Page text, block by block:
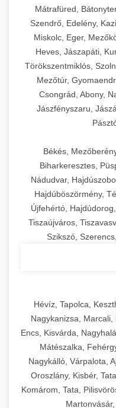
Mátrafüred,
Szendrő, Edelény,
Miskolc, Eger,
Heves, Jászapáti,
Törökszentmiklós,
Mezőtúr,
Csongrád, Abony,
Jászfényszaru,
Békés,
Biharkeresztes,
Nádudvar,
Hajdúböszörmény,
Újfehértó,
Tiszaújváros,
Szikszó,
Hévíz, Tapolca,
Nagykanizsa, Marcali,
Encs, Kisvárda,
Mátészalka,
Nagykálló, Várpalota,
Oroszlány, Kisbér,
Komárom, Tata,